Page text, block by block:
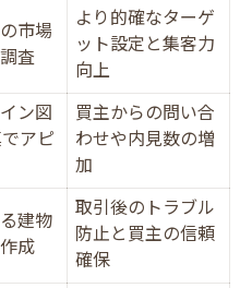
リジナル図面が集客力を
ら業者選びがカギ
い不動産会社の特徴まと
売却の流れと必要書類一
んらん住宅の強みを活
市場
査
より的確なターゲ
ット設定と集客力
向上
ン図
アピ
買主からの問い合
わせや内見数の増
加
建物
成
取引後のトラブル
防止と買主の信頼
確保